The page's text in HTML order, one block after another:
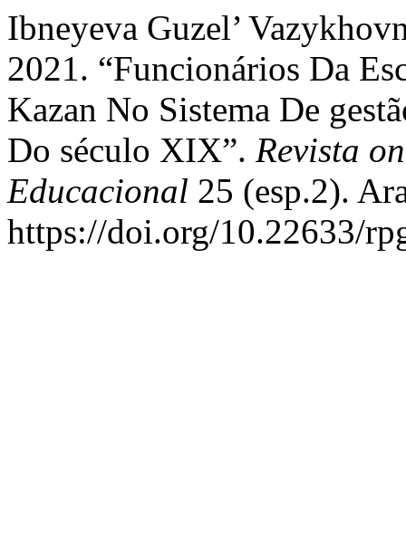
Ibneуeva Guzel’
2021. “Funcionários Da
Kazan No Sistema De
Do século XIX”. Revista
Educacional 25 (esp.2).
https://doi.org/10.22633/